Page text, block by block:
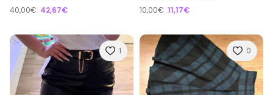
40,00€ 42,67€ 10,00€ 11,17€
1 0